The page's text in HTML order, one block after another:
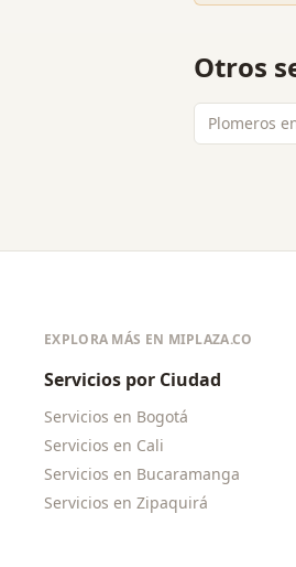
Otros
Plomeros
EXPLORA MÁS EN MIPLAZA.CO
Servicios por Ciudad
Servicios en Bogotá
Servicios en Cali
Servicios en Bucaramanga
Servicios en Zipaquirá